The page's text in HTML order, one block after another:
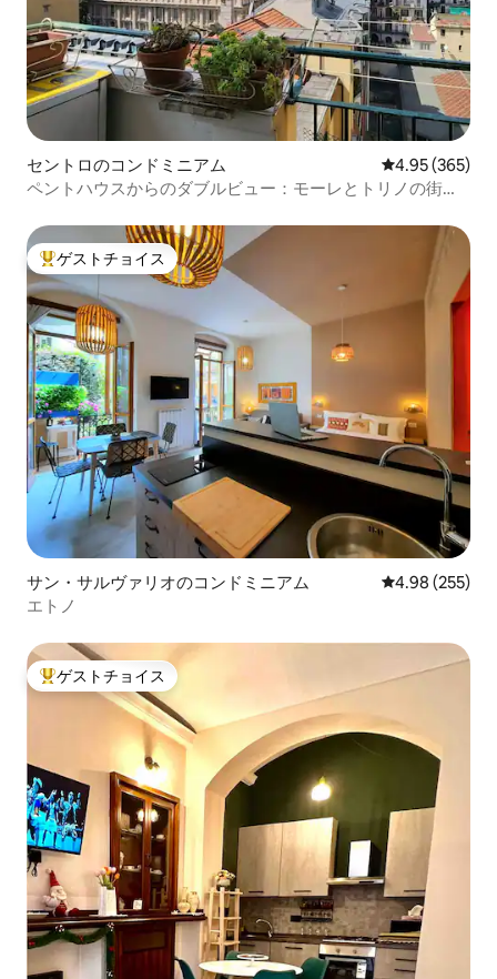
セントロのコンドミニアム レビュー365
4.95 (365)
ペントハウスからのダブルビュー：モーレとトリノの街並
大好評のゲストチョイスです。
ゲストチョイス
サン・サルヴァリオのコンドミニアム レビュー255
4.98 (255)
エトノ
大好評のゲストチョイスです。
ゲストチョイス